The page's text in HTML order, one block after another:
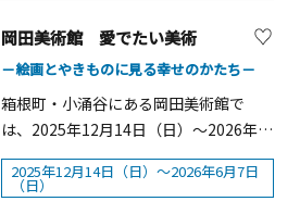
に、さまざまな藤子・F・不二雄作品を
お楽しみください。■ 1 階「展示室
Ⅰ」2026年2月27日（金）公開の『映
画ドラえもん 新・のび太の海底鬼岩
じめ、映画制作における貴重な資料
を、引き続き展示しています。■ 音声
に梅のアロマ水を含んだ氷を乗せたキ
ューゲルサウナなども実施します。■
期間：2月20日（金）・24日（火）～
27日（金）■対象：稲城市・川崎市・
※本人のみ■優待内容 ［購入方法］
①HANA・BIYORIチケット窓口にて購
間：2026年4月25日（土）～5月29日
（金）【第11回バラフェスタ】■開催
日：2026年5月16日（土）～17日
（日）■時間：10：00～15：00■場
所：八景島丘の広場バラ園※荒天中止
お過ごしいただけます。 また、地元の
皆さまの特別演奏会やワークショップ
触れながら、世代を問わず楽しめる、
意義深い一日をぜひお過ごしくださ
い。開催概要■開催日：2026年5月31
日（日）■時間：13：00～■会場：大
ートも開催します。
岡田美術館 愛でたい美術
－絵画とやきものに見る幸せのかたち－
箱根町・小涌谷にある岡田美術館で
は、2025年12月14日（日）～2026年6
月7日（日）の期間、特別展「愛でたい
美術 ー絵画とやきものに見る幸せのか
2025年12月14日（日）～2026年6月7日
（日）